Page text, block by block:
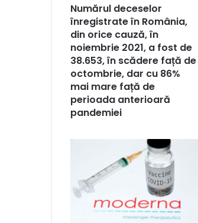
Numărul deceselor
înregistrate în România,
din orice cauză, în
noiembrie 2021, a fost de
38.653, în scădere față de
octombrie, dar cu 86%
mai mare față de
perioada anterioară
pandemiei